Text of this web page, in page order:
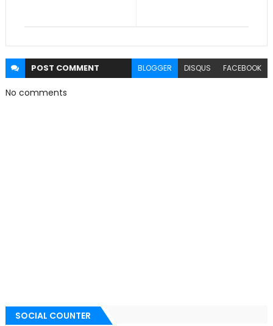
POST COMMENT BLOGGER DISQUS FACEBOOK
No comments
SOCIAL COUNTER